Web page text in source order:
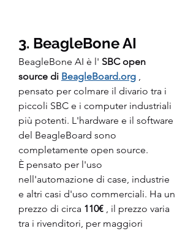
3. BeagleBone AI
BeagleBone AI è l' SBC open
source di BeagleBoard.org ,
pensato per colmare il divario tra i
piccoli SBC e i computer industriali
più potenti. L'hardware e il software
del BeagleBoard sono
completamente open source.
È pensato per l'uso
nell'automazione di case, industrie
e altri casi d'uso commerciali. Ha un
prezzo di circa 110€ , il prezzo varia
tra i rivenditori, per maggiori